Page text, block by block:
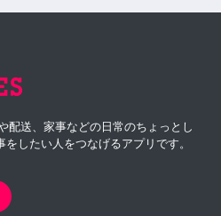
配送、家事などの日常のちょっとし
したい人をつなげるアプリです。